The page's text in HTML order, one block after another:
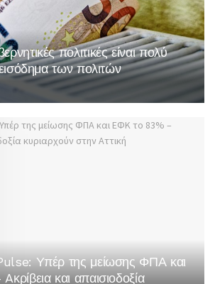
πολιτικές είναι πολύ
των πολιτών
Υπέρ της μείωσης ΦΠΑ και
και απαισιοδοξία